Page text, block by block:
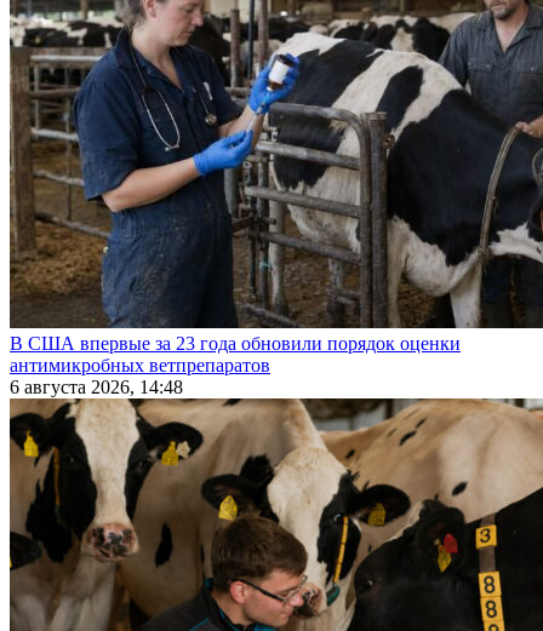
В США впервые за 23 года обновили порядок оценки
антимикробных ветпрепаратов
6 августа 2026, 14:48